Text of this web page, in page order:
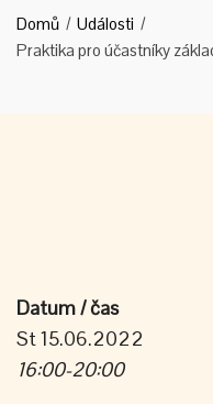
Domů
Události
Praktika pro účastníky
Datum / čas
St 15.06.2022
16:00-20:00